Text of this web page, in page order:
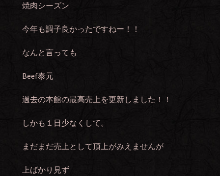
焼肉シーズン
今年も調子良かったですねー！！
なんと言っても
Beef泰元
過去の本館の最高売上を更新しました！！
しかも１日少なくして。
まだまだ売上として頂上がみえませんが
上ばかり見ず